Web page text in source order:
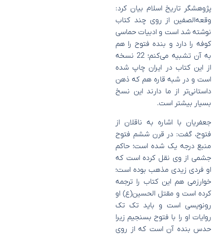
پژوهشگر تاریخ اسلام بیان کرد:
وقعه‌الصفین از روی چند کتاب
نوشته شد است و ادبیات حماسی
کوفه را دارد و بنده فتوح را هم
به آن تشبیه می‌کنم؛ 22 نسخه
از این کتاب در ایران چاپ شده
است و در شبه قاره هم که ذهن
داستانی‌تر از ما دارند این نسخ
بسیار بیشتر است.
جعفریان با اشاره به ناقلان از
فتوح، گفت: در قرن ششم فتوح
منبع درجه یک شده است؛ حاکم
جشمی از وی نقل کرده است که
او فردی زیدی مذهب بوده است؛
خوارزمی هم این کتاب را ترجمه
کرده است و مقتل الحسین(ع) او
رونویسی است و باید تک تک
روایات او را با فتوح بسنجیم زیرا
حدس بنده آن است که از روی